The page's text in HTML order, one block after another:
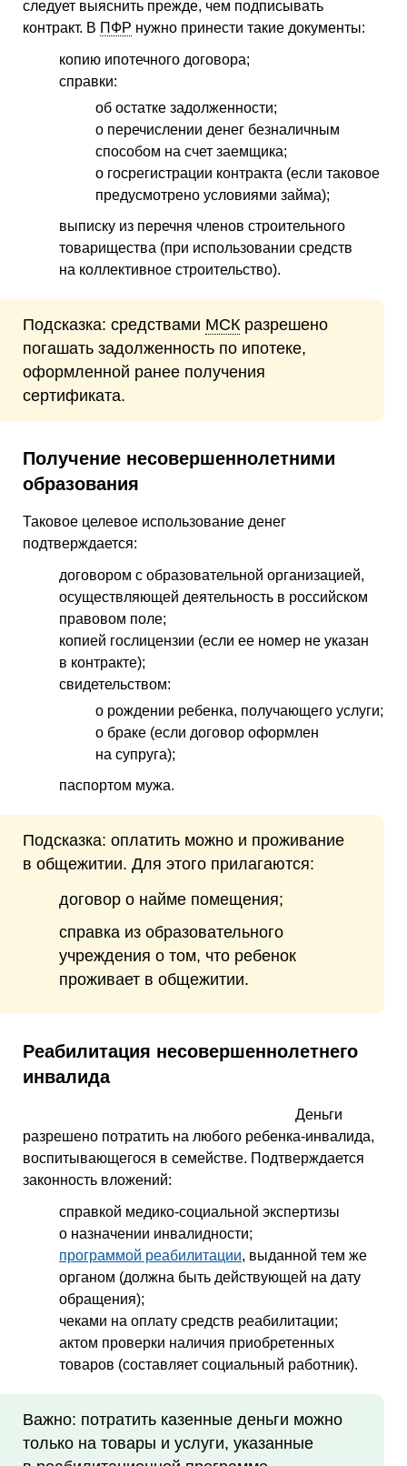
следует выяснить прежде, чем подписывать
контракт. В ПФР нужно принести такие документы:
копию ипотечного договора;
справки:
об остатке задолженности;
о перечислении денег безналичным
способом на счет заемщика;
о госрегистрации контракта (если таковое
предусмотрено условиями займа);
выписку из перечня членов строительного
товарищества (при использовании средств
на коллективное строительство).
Подсказка: средствами МСКразрешено
погашать задолженность по ипотеке,
оформленной ранее получения
сертификата.
Получение несовершеннолетними
образования
Таковое целевое использование денег
подтверждается:
договором с образовательной организацией,
осуществляющей деятельность в российском
правовом поле;
копией гослицензии (если ее номер не указан
в контракте);
свидетельством:
о рождении ребенка, получающего услуги;
о браке (если договор оформлен
на супруга);
паспортом мужа.
Подсказка: оплатить можно и проживание
в общежитии. Для этого прилагаются:
договор о найме помещения;
справка из образовательного
учреждения о том, что ребенок
проживает в общежитии.
Реабилитация несовершеннолетнего
инвалида
Деньги
разрешено потратить на любого ребенка-инвалида,
воспитывающегося в семействе. Подтверждается
законность вложений:
справкой медико-социальной экспертизы
о назначении инвалидности;
программой реабилитации, выданной тем же
органом (должна быть действующей на дату
обращения);
чеками на оплату средств реабилитации;
актом проверки наличия приобретенных
товаров (составляет социальный работник).
Важно: потратить казенные деньги можно
только на товары и услуги, указанные